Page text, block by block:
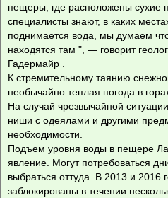
пещеры, где расположены сухие
специалисты знают, в каких
поднимается вода, мы думаем
находятся там ", — говорит
Гадермайр .
К стремительному таянию
необычайно теплая погода в
На случай чрезвычайной
ниши с одеялами и другими
необходимости.
Подъем уровня воды в пещере
явление. Могут потребоваться
выбраться оттуда. В 2013 и 2016
заблокированы в течении